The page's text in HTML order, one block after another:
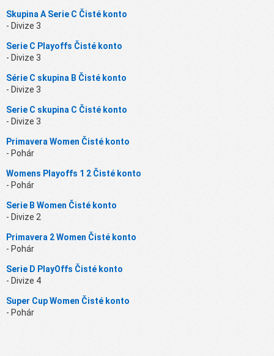
Skupina A Serie C Čisté konto
- Divize 3
Serie C Playoffs Čisté konto
- Divize 3
Série C skupina B Čisté konto
- Divize 3
Serie C skupina C Čisté konto
- Divize 3
Primavera Women Čisté konto
- Pohár
Womens Playoffs 1 2 Čisté konto
- Pohár
Serie B Women Čisté konto
- Divize 2
Primavera 2 Women Čisté konto
- Pohár
Serie D PlayOffs Čisté konto
- Divize 4
Super Cup Women Čisté konto
- Pohár